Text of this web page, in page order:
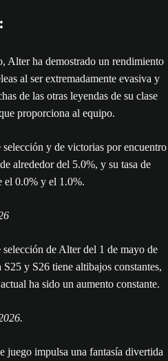
Alter ha demostrado un rendimiento
al ser extremadamente evasiva y
de las otras leyendas de su clase
proporciona al equipo.
juego impulsa una fantasía divertida